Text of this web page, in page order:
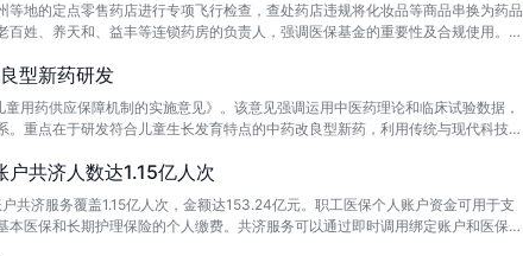
地的定点零售药店进行专项飞行检查，查处药店违规将化妆品等商品串换为药品
姓、养天和、益丰等连锁药房的负责人，强调医保基金的重要性及合规使用。对
型新药研发
用药供应保障机制的实施意见》。该意见强调运用中医药理论和临床试验数据，
重点在于研发符合儿童生长发育特点的中药改良型新药，利用传统与现代科技结
共济人数达1.15亿人次
共济服务覆盖1.15亿人次，金额达153.24亿元。职工医保个人账户资金可用于支
医保和长期护理保险的个人缴费。共济服务可以通过即时调用绑定账户和医保钱